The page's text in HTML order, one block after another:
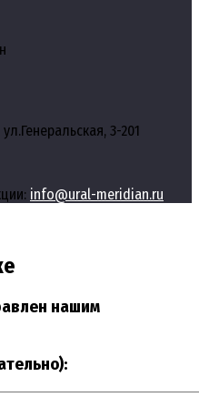
3-201
info@ural-meridian.ru
нашим